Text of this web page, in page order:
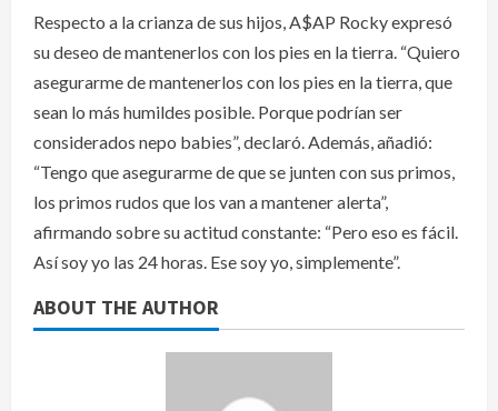
Respecto a la crianza de sus hijos, A$AP Rocky expresó
su deseo de mantenerlos con los pies en la tierra. “Quiero
asegurarme de mantenerlos con los pies en la tierra, que
sean lo más humildes posible. Porque podrían ser
considerados nepo babies”, declaró. Además, añadió:
“Tengo que asegurarme de que se junten con sus primos,
los primos rudos que los van a mantener alerta”,
afirmando sobre su actitud constante: “Pero eso es fácil.
Así soy yo las 24 horas. Ese soy yo, simplemente”.
ABOUT THE AUTHOR